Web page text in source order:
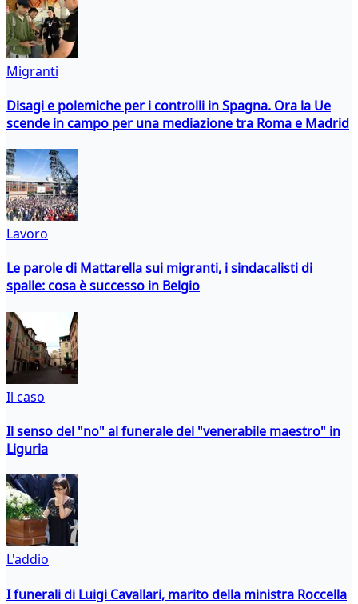
Migranti
Disagi e polemiche per i controlli in Spagna. Ora la Ue
scende in campo per una mediazione tra Roma e Madrid
Lavoro
Le parole di Mattarella sui migranti, i sindacalisti di
spalle: cosa è successo in Belgio
Il caso
Il senso del "no" al funerale del "venerabile maestro" in
Liguria
L'addio
I funerali di Luigi Cavallari, marito della ministra Roccella